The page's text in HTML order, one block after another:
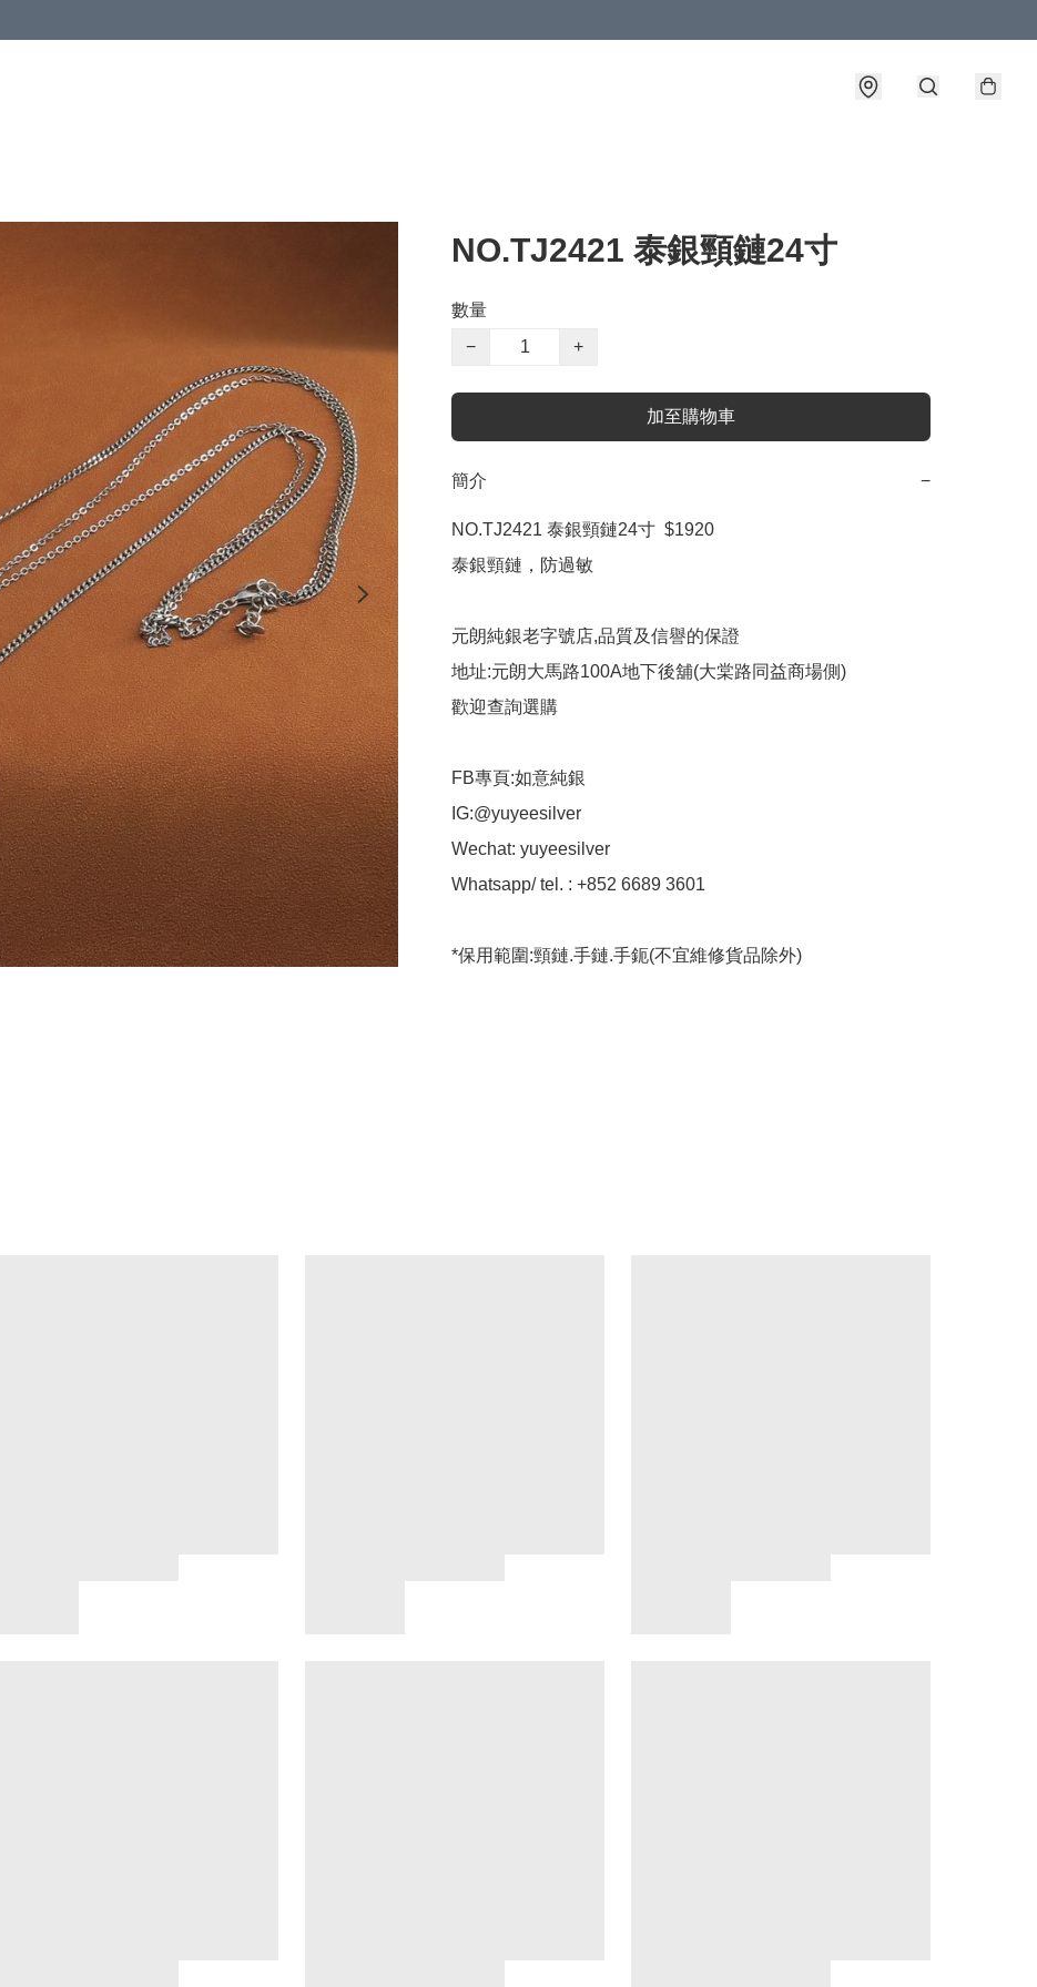
NO.TJ2421 泰銀頸鏈24寸
數量
−
+
加至購物車
簡介 −
NO.TJ2421 泰銀頸鏈24寸  $1920
泰銀頸鏈，防過敏
元朗純銀老字號店,品質及信譽的保證
地址:元朗大馬路100A地下後舖(大棠路同益商場側)
歡迎查詢選購
FB專頁:如意純銀
IG:@yuyeesilver
Wechat: yuyeesilver
Whatsapp/ tel. : +852 6689 3601
*保用範圍:頸鏈.手鏈.手鈪(不宜維修貨品除外)